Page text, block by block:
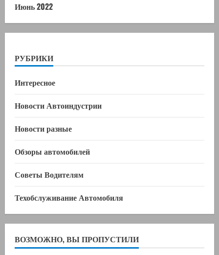
Июнь 2022
РУБРИКИ
Интересное
Новости Автоиндустрии
Новости разные
Обзоры автомобилей
Советы Водителям
Техобслуживание Автомобиля
ВОЗМОЖНО, ВЫ ПРОПУСТИЛИ